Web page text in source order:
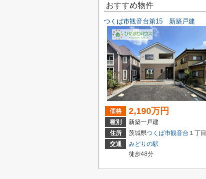
おすすめ物件
つくば市観音台第15 新築戸建
価格 2,190万円
種別
新築一戸建
住所
茨城県つくば市観音台 １丁目
交通
みどりの駅
徒歩48分